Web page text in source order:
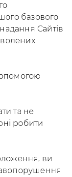
базового
Сайтів
та не
робити
ви